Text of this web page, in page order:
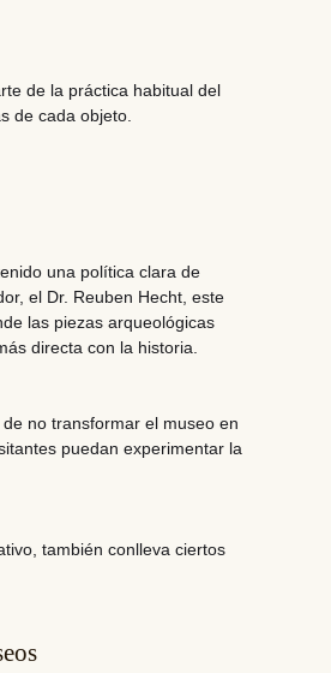
de la práctica habitual del
de cada objeto.
una política clara de
el Dr. Reuben Hecht, este
las piezas arqueológicas
directa con la historia.
de no transformar el museo en
puedan experimentar la
también conlleva ciertos